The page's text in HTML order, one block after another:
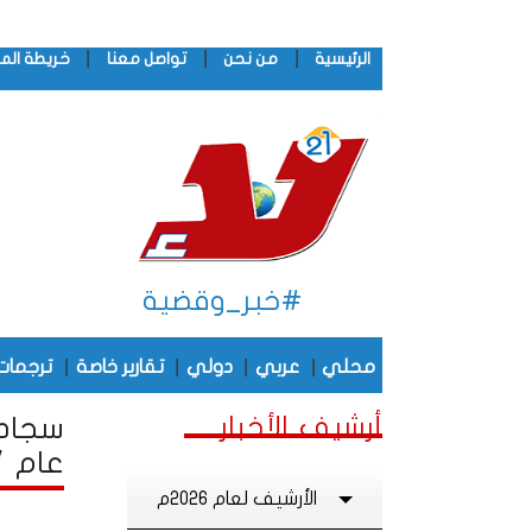
الرئيسية من نحن تواصل معنا خريطة
#خبر_وقضية
محلي عربي دولي تقارير خاصة
عام 2017
أرشيف الأخبار
الأرشيف لعام 2026م